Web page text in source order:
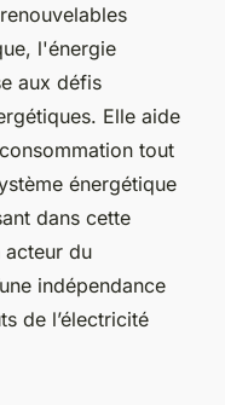
l'énergie
aux défis
Elle aide
tout
énergétique
dans cette
acteur du
indépendance
de l’électricité